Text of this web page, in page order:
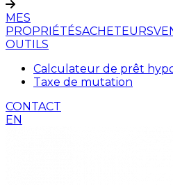
MES
PROPRIÉTÉSACHETEURS
OUTILS
Calculateur de prêt
Taxe de mutation
CONTACT
EN